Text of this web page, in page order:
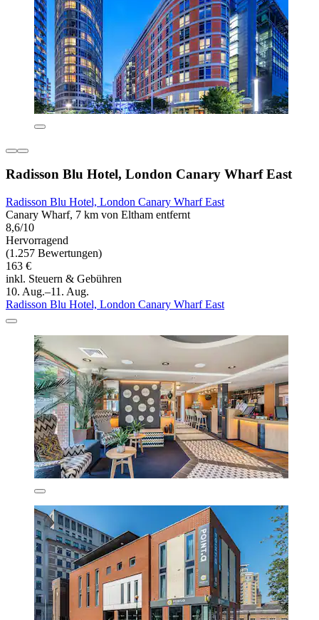
Radisson Blu Hotel, London Canary Wharf East
Radisson Blu Hotel, London Canary Wharf East
Canary Wharf, 7 km von Eltham entfernt
8,6/10
Hervorragend
(1.257 Bewertungen)
163 €
inkl. Steuern & Gebühren
10. Aug.–11. Aug.
Radisson Blu Hotel, London Canary Wharf East